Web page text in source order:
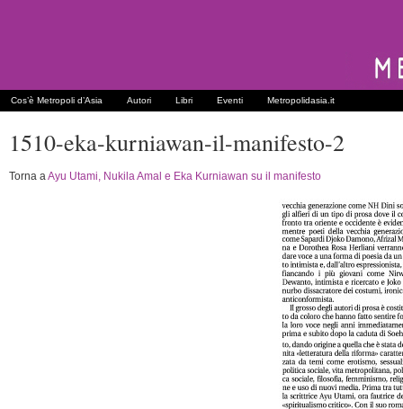
Cos’è Metropoli d’Asia Autori Libri Eventi Metropolidasia.it
1510-eka-kurniawan-il-manifesto-2
Torna aAyu Utami, Nukila Amal e Eka Kurniawan su il manifesto